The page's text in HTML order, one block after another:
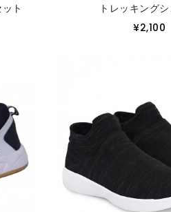
ト
トレッキング
¥2,100